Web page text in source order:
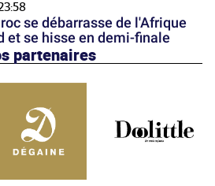
se débarrasse de l'Afrique
et se hisse en demi-finale
partenaires